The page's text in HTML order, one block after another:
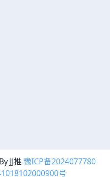
JJ推 豫ICP备2024077780
号